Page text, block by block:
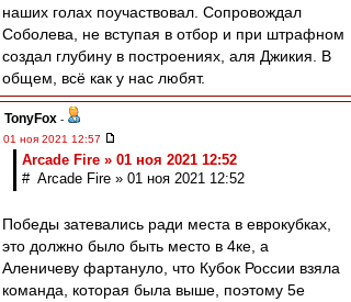
наших голах поучаствовал. Сопровождал
Соболева, не вступая в отбор и при штрафном
создал глубину в построениях, аля Джикия. В
общем, всё как у нас любят.
TonyFox -
01 ноя 2021 12:57
Arcade Fire » 01 ноя 2021 12:52
# Arcade Fire » 01 ноя 2021 12:52
Победы затевались ради места в еврокубках,
это должно было быть место в 4ке, а
Аленичеву фартануло, что Кубок России взяла
команда, которая была выше, поэтому 5е